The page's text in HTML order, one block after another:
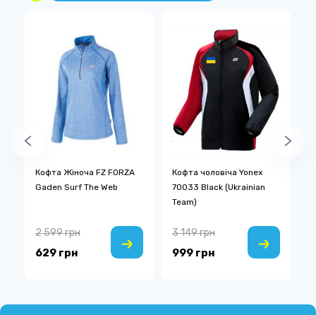
Кофта Жіноча FZ FORZA
Gaden Surf The Web
629 грн
2 599 грн
Кофта чоловіча Yonex
70033 Black (Ukrainian
Team)
999 грн
3 149 грн